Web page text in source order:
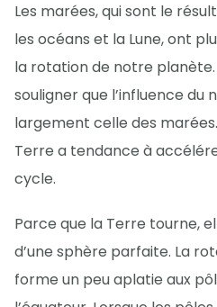
Les marées, qui sont le
les océans et la Lune, ont
la rotation de notre
souligner que l’influence du
largement celle des
Terre a tendance à
cycle.
Parce que la Terre tourne,
d’une sphère parfaite. La
forme un peu aplatie aux